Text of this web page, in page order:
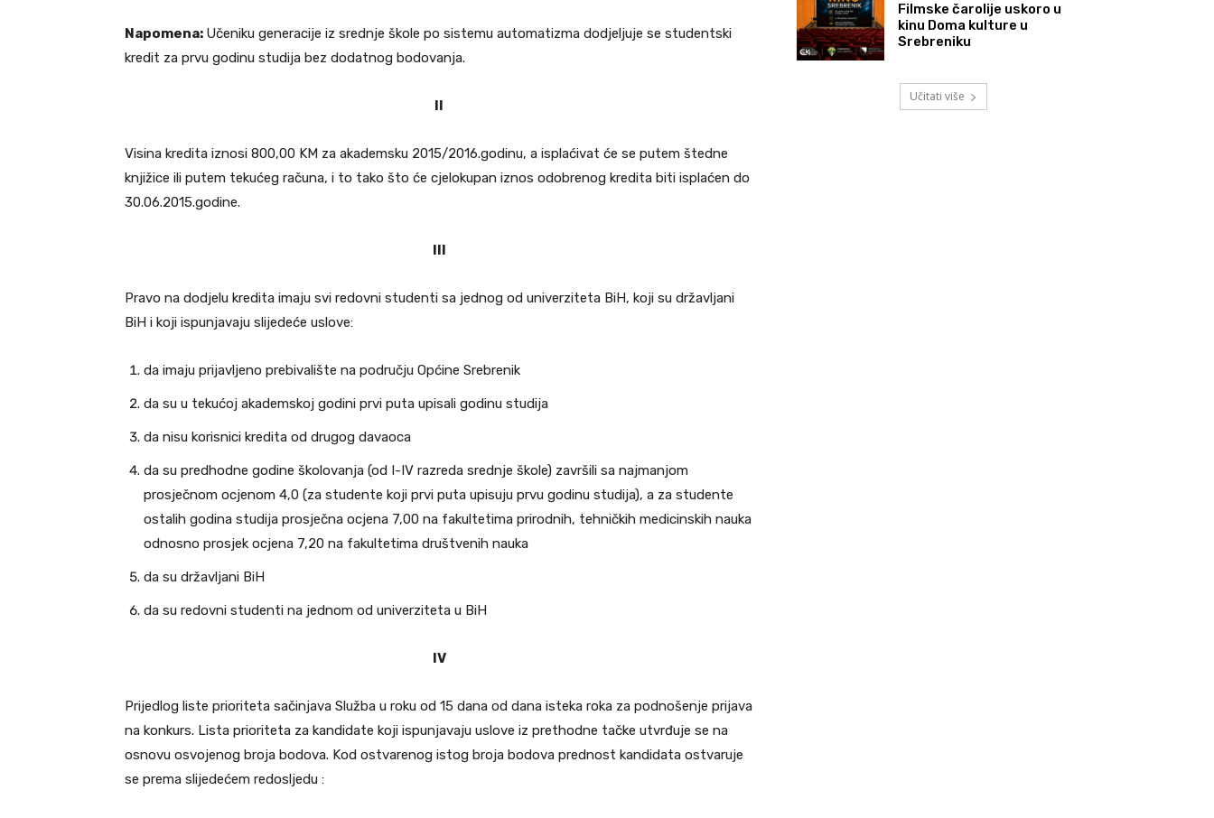
Napomena: Učeniku generacije iz srednje škole po sistemu automatizma dodjeljuje se studentski
kredit za prvu godinu studija bez dodatnog bodovanja.
II
Visina kredita iznosi 800,00 KM za akademsku 2015/2016.godinu, a isplaćivat će se putem štedne
knjižice ili putem tekućeg računa, i to tako što će cjelokupan iznos odobrenog kredita biti isplaćen do
30.06.2015.godine.
III
Pravo na dodjelu kredita imaju svi redovni studenti sa jednog od univerziteta BiH, koji su državljani
BiH i koji ispunjavaju slijedeće uslove:
da imaju prijavljeno prebivalište na području Općine Srebrenik
da su u tekućoj akademskoj godini prvi puta upisali godinu studija
da nisu korisnici kredita od drugog davaoca
da su predhodne godine školovanja (od I-IV razreda srednje škole) završili sa najmanjom
prosječnom ocjenom 4,0 (za studente koji prvi puta upisuju prvu godinu studija), a za studente
ostalih godina studija prosječna ocjena 7,00 na fakultetima prirodnih, tehničkih medicinskih nauka
odnosno prosjek ocjena 7,20 na fakultetima društvenih nauka
da su državljani BiH
da su redovni studenti na jednom od univerziteta u BiH
IV
Prijedlog liste prioriteta sačinjava Služba u roku od 15 dana od dana isteka roka za podnošenje prijava
na konkurs. Lista prioriteta za kandidate koji ispunjavaju uslove iz prethodne tačke utvrđuje se na
osnovu osvojenog broja bodova. Kod ostvarenog istog broja bodova prednost kandidata ostvaruje
se prema slijedećem redosljedu :
Filmske čarolije uskoro u
kinu Doma kulture u
Srebreniku
Učitati više